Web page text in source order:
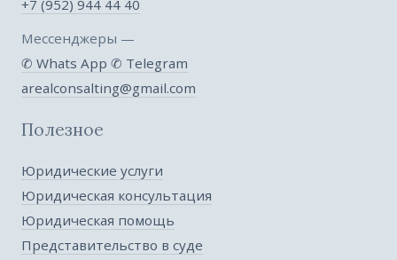
+7 (952) 944 44 40
Мессенджеры —
✆ Whats App ✆ Telegram
arealconsalting@gmail.com
Полезное
Юридические услуги
Юридическая консультация
Юридическая помощь
Представительство в суде